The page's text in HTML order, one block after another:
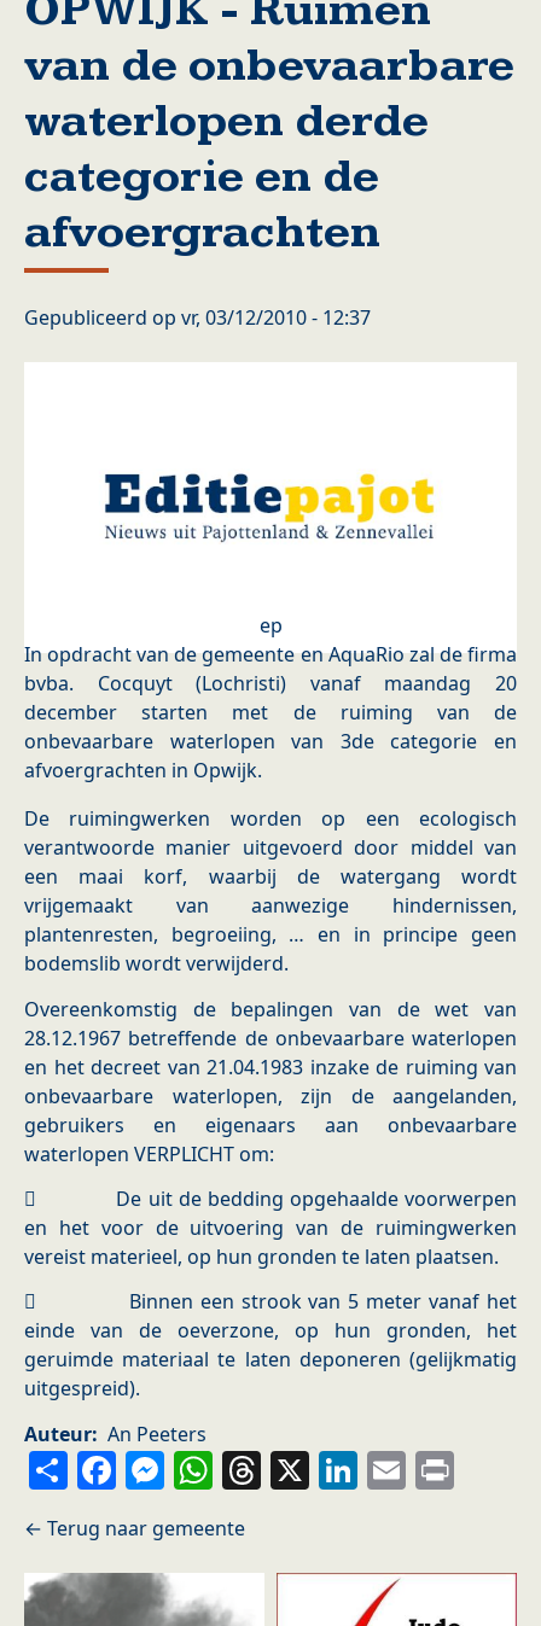
van de onbevaarbare
waterlopen derde
categorie en de
afvoergrachten
Gepubliceerd op vr, 03/12/2010 - 12:37
ep
In opdracht van de gemeente en AquaRio zal de firma
bvba. Cocquyt (Lochristi) vanaf maandag 20
december starten met de ruiming van de
onbevaarbare waterlopen van 3de categorie en
afvoergrachten in Opwijk.
De ruimingwerken worden op een ecologisch
verantwoorde manier uitgevoerd door middel van
een maai korf, waarbij de watergang wordt
vrijgemaakt van aanwezige hindernissen,
plantenresten, begroeiing, … en in principe geen
bodemslib wordt verwijderd.
Overeenkomstig de bepalingen van de wet van
28.12.1967 betreffende de onbevaarbare waterlopen
en het decreet van 21.04.1983 inzake de ruiming van
onbevaarbare waterlopen, zijn de aangelanden,
gebruikers en eigenaars aan onbevaarbare
waterlopen VERPLICHT om:
 De uit de bedding opgehaalde voorwerpen
en het voor de uitvoering van de ruimingwerken
vereist materieel, op hun gronden te laten plaatsen.
 Binnen een strook van 5 meter vanaf het
einde van de oeverzone, op hun gronden, het
geruimde materiaal te laten deponeren (gelijkmatig
uitgespreid).
Auteur An Peeters
ShareFacebook
Messenger
WhatsApp
Threads
X LinkedIn
Email